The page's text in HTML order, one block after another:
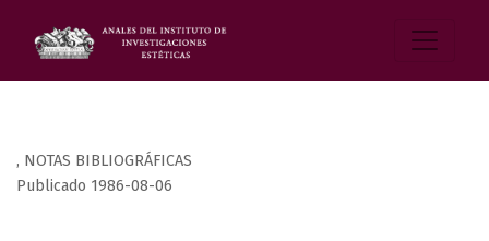
, NOTAS BIBLIOGRÁFICAS
Publicado 1986-08-06